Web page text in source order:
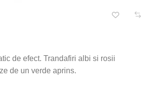
de efect. Trandafiri albi si rosii
de un verde aprins.